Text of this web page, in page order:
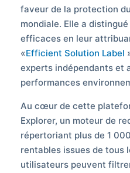
faveur de la protection
mondiale. Elle a
efficaces en leur
«Efficient Solution Label
experts indépendants et
performances
Au cœur de cette
Explorer, un moteur de
répertoriant plus de 1
rentables issues de tous
utilisateurs peuvent